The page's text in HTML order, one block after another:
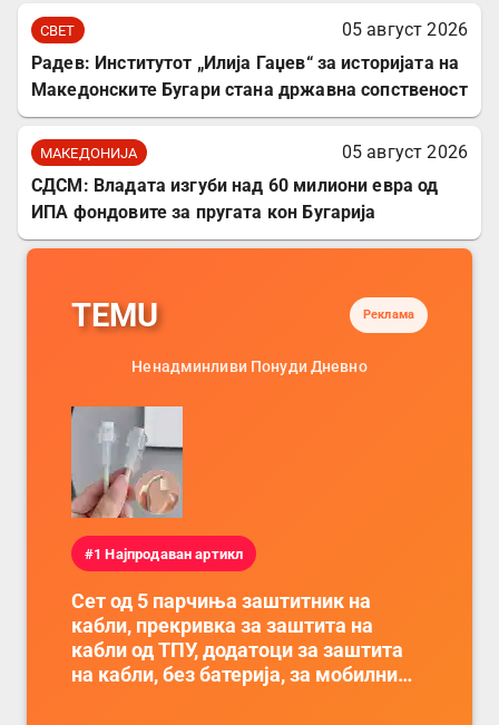
СВЕТ
05 август 2026
Радев: Институтот „Илија Гаџев“ за историјата на
Македонските Бугари стана државна сопственост
МАКЕДОНИЈА
05 август 2026
СДСМ: Владата изгуби над 60 милиони евра од
ИПА фондовите за пругата кон Бугарија
TEMU Реклама
Ненадминливи Понуди Дневно
#1 Најпродаван артикл
Сет од 5 парчиња заштитник на
кабли, прекривка за заштита на
кабли од ТПУ, додатоци за заштита
на кабли, без батерија, за мобилни